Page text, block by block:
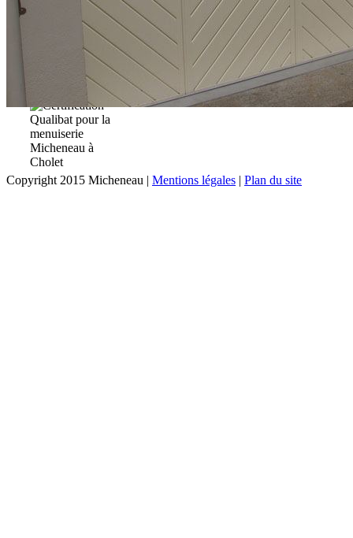
Copyright 2015 Micheneau | Mentions légales | Plan du site